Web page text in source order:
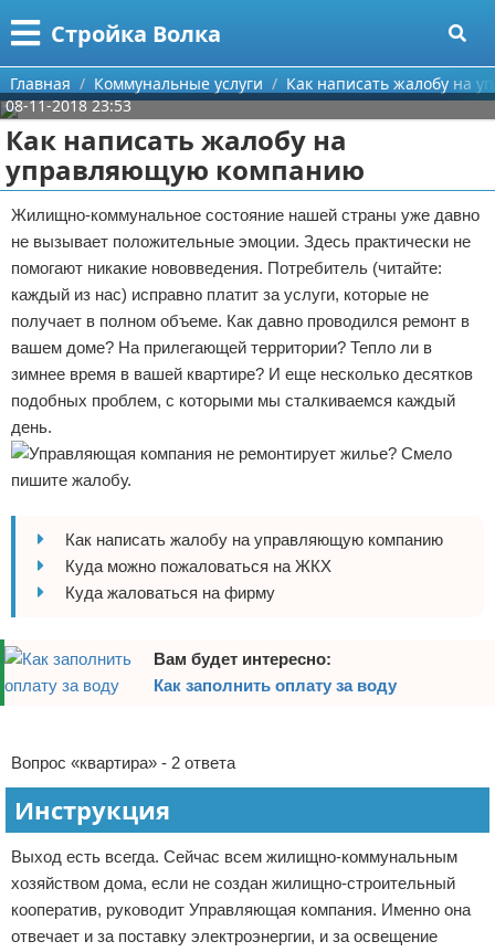
Стройка Волка
Меню
Главная
Категории
Строительство
Мебель
Интерьер и дизайн
Дизайн дачи
Дизайн квартиры
Кухня
Посуда
Ремонт
Ремонт дачи
Ремонт квартиры
Инструменты
Ванная
Коммунальные услуги
Разное
Поиск
О проекте
Контакты
Сотрудничество
Размещение рекламы
Для правообладателей
Условия предоставления информации
Отказ от ответственности
Главная Коммунальные услуги
Как написать жалобу на
08-11-2018 23:53
Как написать жалобу на
управляющую компанию
Жилищно-коммунальное состояние нашей страны уже давно
не вызывает положительные эмоции. Здесь практически не
помогают никакие нововведения. Потребитель (читайте:
каждый из нас) исправно платит за услуги, которые не
получает в полном объеме. Как давно проводился ремонт в
вашем доме? На прилегающей территории? Тепло ли в
зимнее время в вашей квартире? И еще несколько десятков
подобных проблем, с которыми мы сталкиваемся каждый
день.
Как написать жалобу на управляющую компанию
Куда можно пожаловаться на ЖКХ
Куда жаловаться на фирму
Вам будет интересно:
Как заполнить оплату за воду
Вопрос «квартира» - 2 ответа
Инструкция
Выход есть всегда. Сейчас всем жилищно-коммунальным
хозяйством дома, если не создан жилищно-строительный
кооператив, руководит Управляющая компания. Именно она
отвечает и за поставку электроэнергии, и за освещение